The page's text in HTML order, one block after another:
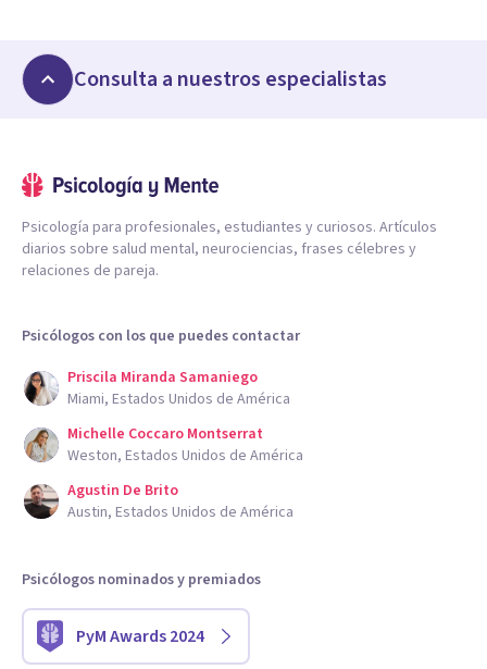
Consulta a nuestros especialistas
Psicología para profesionales, estudiantes y curiosos. Artículos
diarios sobre salud mental, neurociencias, frases célebres y
relaciones de pareja.
Psicólogos con los que puedes contactar
Priscila Miranda Samaniego
Miami, Estados Unidos de América
Michelle Coccaro Montserrat
Weston, Estados Unidos de América
Agustin De Brito
Austin, Estados Unidos de América
Psicólogos nominados y premiados
PyM Awards 2024